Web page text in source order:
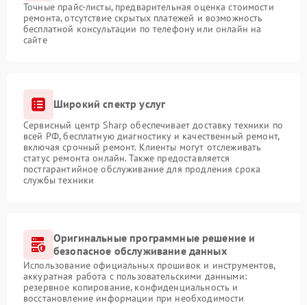
Точные прайс-листы, предварительная оценка стоимости
ремонта, отсутствие скрытых платежей и возможность
бесплатной консультации по телефону или онлайн на
сайте
Широкий спектр услуг
Сервисный центр Sharp обеспечивает доставку техники по
всей РФ, бесплатную диагностику и качественный ремонт,
включая срочный ремонт. Клиенты могут отслеживать
статус ремонта онлайн. Также предоставляется
постгарантийное обслуживание для продления срока
службы техники
Оригинальные программные решение и
безопасное обслуживание данных
Использование официальных прошивок и инструментов,
аккуратная работа с пользовательскими данными:
резервное копирование, конфиденциальность и
восстановление информации при необходимости